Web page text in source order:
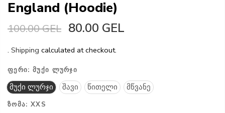
England (Hoodie)
100.00 GEL 80.00 GEL
. Shipping calculated at checkout.
ᲤᲔᲠᲘ: ᲛᲣᲥᲘ ᲚᲣᲠᲯᲘ
მუქი ლურჯი შავი წითელი მწვანე
ᲖᲝᲛᲐ: XXS